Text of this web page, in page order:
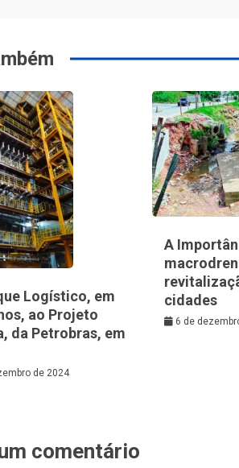
Logístico, em
ao Projeto
da Petrobras, em
de 2024
A
cidades
6 de
comentário